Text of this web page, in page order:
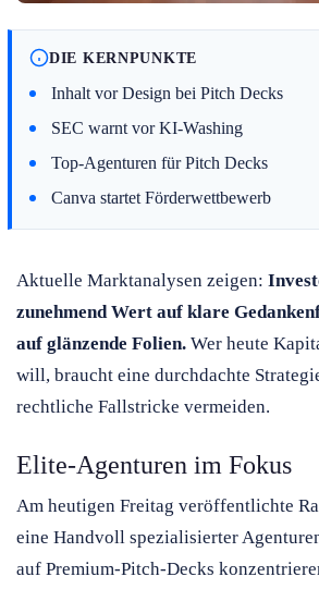
DIE KERNPUNKTE
Inhalt vor Design bei Pitch Decks
SEC warnt vor KI-Washing
Top-Agenturen für Pitch Decks
Canva startet Förderwettbewerb
Aktuelle Marktanalysen zeigen:
zunehmend Wert auf klare
auf glänzende Folien. Wer heute
will, braucht eine durchdachte
rechtliche Fallstricke vermeiden.
Elite-Agenturen im Fokus
Am heutigen Freitag veröffentlichte
eine Handvoll spezialisierter
auf Premium-Pitch-Decks